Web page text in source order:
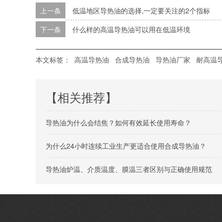
上一条
低温地区导热油的选择,一定要关注的2个指标
下一条
什么样的高温导热油可以用在低温环境
本文标签： 高温导热油 合成导热油 导热油厂家 耐高温
【相关推荐】
导热油为什么会结焦？如何有效延长使用寿命？
为什么24小时连续工业生产更适合使用合成导热油？
导热油炉温、介质温度、膜温三者区别与正确使用规范